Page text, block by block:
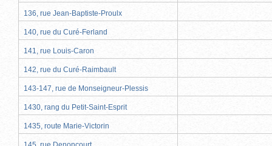
136, rue Jean-Baptiste-Proulx
140, rue du Curé-Ferland
141, rue Louis-Caron
142, rue du Curé-Raimbault
143-147, rue de Monseigneur-Plessis
1430, rang du Petit-Saint-Esprit
1435, route Marie-Victorin